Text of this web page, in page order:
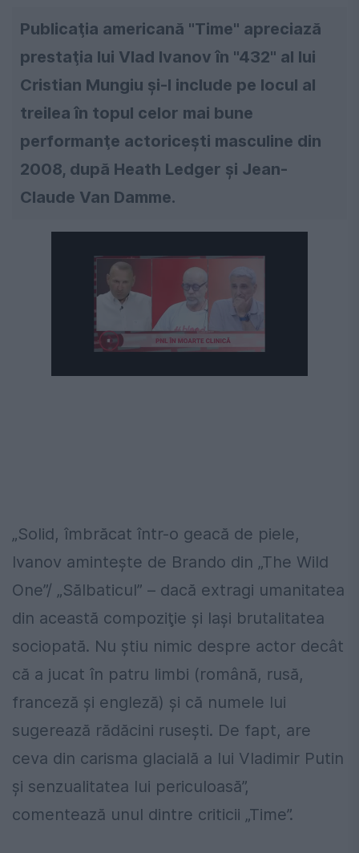
Publicaţia americană "Time" apreciază
prestaţia lui Vlad Ivanov în "432" al lui
Cristian Mungiu şi-l include pe locul al
treilea în topul celor mai bune
performanţe actoriceşti masculine din
2008, după Heath Ledger şi Jean-
Claude Van Damme.
„Solid, îmbrăcat într-o geacă de piele,
Ivanov aminteşte de Brando din „The Wild
One”/ „Sălbaticul” – dacă extragi umanitatea
din această compoziţie şi laşi brutalitatea
sociopată. Nu ştiu nimic despre actor decât
că a jucat în patru limbi (română, rusă,
franceză şi engleză) şi că numele lui
sugerează rădăcini ruseşti. De fapt, are
ceva din carisma glacială a lui Vladimir Putin
şi senzualitatea lui periculoasă”,
comentează unul dintre criticii „Time”.